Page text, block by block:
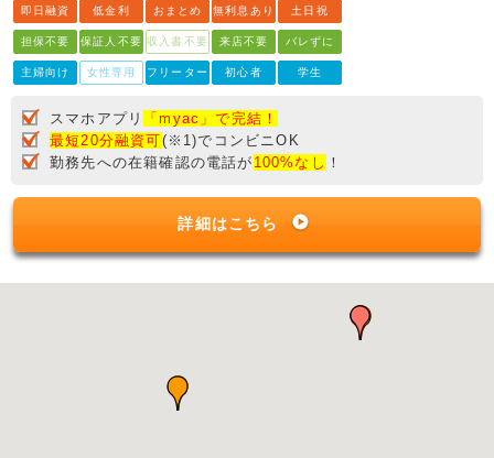
即日融資 低金利 おまとめ 無利息あり 土日祝
担保不要 保証人不要 収入書不要 来店不要 バレずに
主婦向け 女性専用 フリーター 初心者 学生
スマホアプリ
「myac」で完結！
最短20分融資可(※1)でコンビニOK
勤務先への在籍確認の電話が 100%なし ！
詳細はこちら